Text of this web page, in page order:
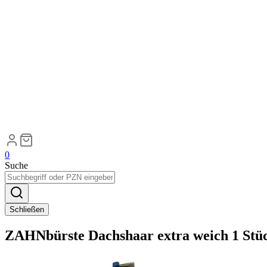
0
Suche
Schließen
ZAHNbürste Dachshaar extra weich 1